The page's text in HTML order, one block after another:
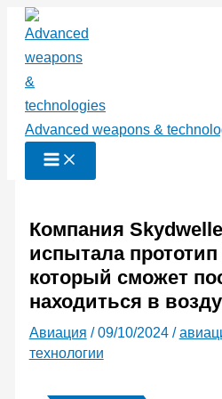
Перейти
содержимому
Advanced weapons &
Компания
испытала
который сможет
находиться в
Авиация /09/10/2024 /
технологии